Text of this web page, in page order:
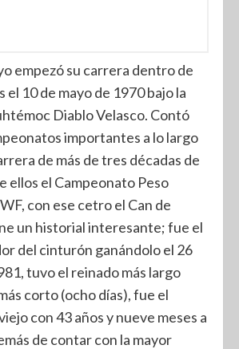
empezó su carrera dentro de
el 10 de mayo de 1970 bajo la
Diablo Velasco. Contó
importantes a lo largo
de más de tres décadas de
ellos el Campeonato Peso
con ese cetro el Can de
un historial interesante; fue el
del cinturón ganándolo el 26
tuvo el reinado más largo
corto (ocho días), fue el
con 43 años y nueve meses a
de contar con la mayor